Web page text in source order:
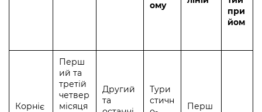
ому
при
йом
Корніє
Перш
ий та
третій
четвер
місяця
Другий
та
Тури
стичн
Перш